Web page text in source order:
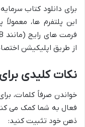
برای دانلود کتاب
این پلتفرم ها،
از طریق اپلیکیشن
نکات کلیدی
خواندن صرفاً کلمات،
فعال به شما کمک می
ذهن خود تثبیت کنید: